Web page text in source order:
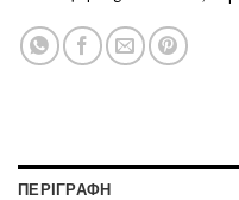
ΠΕΡΙΓΡΑΦΉ